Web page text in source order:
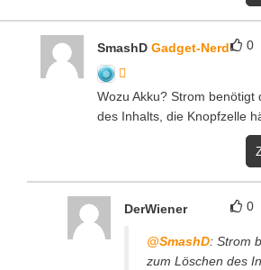
0
SmashD Gadget-Nerd
Wozu Akku? Strom benötigt
des Inhalts, die Knopfzelle
0
DerWiener
@SmashD: Strom
zum Löschen des